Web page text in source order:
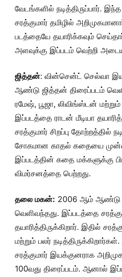
வேடங்களில் நடித்திருப்பார்.
சரத்குமார் தமிழில்
படத்தையே தயாரிக்கவும்
அளவுக்கு இப்படம் வெற்றி
ஜித்தன்: வின்சென்ட் செல்வா
ஆண்டு ஜித்தன் திரைப்படம்
ரமேஷ், பூஜா, லிவிங்ஸ்டன் மற்றும்
இப்படத்தை ராடன் மீடியா
சரத்குமார் சிறப்பு தோற்றத்தில்
சோகமான காதல் கதையை
இப்படத்தின் கதை மக்களுக்கு
விமர்சனத்தை பெற்றது.
தலை மகன்: 2006 ஆம் ஆண்டு
வெளிவந்தது. இப்படத்தை
தயாரித்திருக்கிறார். இதில்
மற்றும் பலர்
சரத்குமார் இயக்குனராக
100வது திரைப்படம். ஆனால்